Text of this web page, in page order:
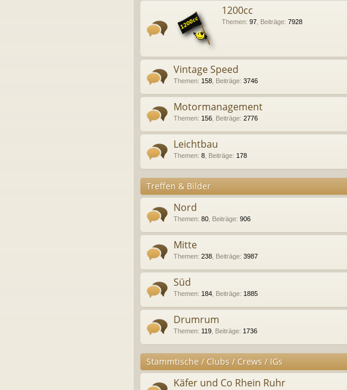
1200cc
Themen: 97 Beiträge: 7928
Vintage Speed
Themen: 158 Beiträge: 3746
Motormanagement
Themen: 156 Beiträge: 2776
Leichtbau
Themen: 8 Beiträge: 178
Treffen & Bilder
Nord
Themen: 80 Beiträge: 906
Mitte
Themen: 238 Beiträge: 3987
Süd
Themen: 184 Beiträge: 1885
Drumrum
Themen: 119 Beiträge: 1736
Stammtische / Clubs / Crews / IGs
Käfer und Co Rhein Ruhr